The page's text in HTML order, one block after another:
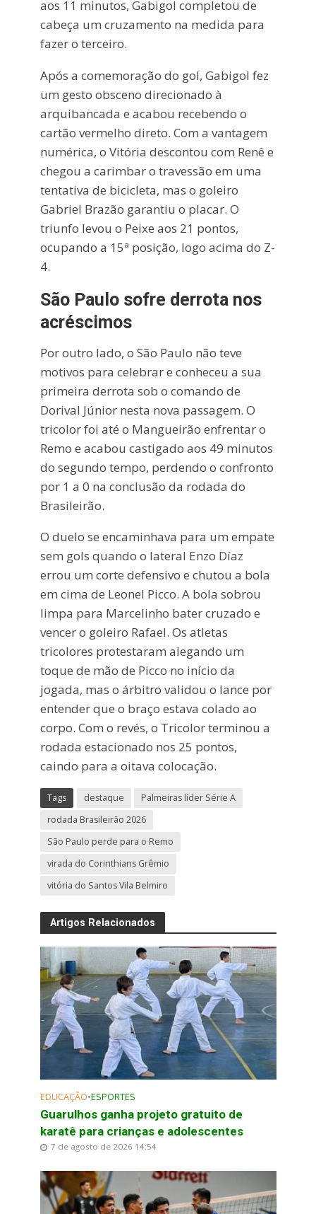
aos 11 minutos, Gabigol completou de
cabeça um cruzamento na medida para
fazer o terceiro.
Após a comemoração do gol, Gabigol fez
um gesto obsceno direcionado à
arquibancada e acabou recebendo o
cartão vermelho direto. Com a vantagem
numérica, o Vitória descontou com Renê e
chegou a carimbar o travessão em uma
tentativa de bicicleta, mas o goleiro
Gabriel Brazão garantiu o placar. O
triunfo levou o Peixe aos 21 pontos,
ocupando a 15ª posição, logo acima do Z-
4.
São Paulo sofre derrota nos
acréscimos
Por outro lado, o São Paulo não teve
motivos para celebrar e conheceu a sua
primeira derrota sob o comando de
Dorival Júnior nesta nova passagem. O
tricolor foi até o Mangueirão enfrentar o
Remo e acabou castigado aos 49 minutos
do segundo tempo, perdendo o confronto
por 1 a 0 na conclusão da rodada do
Brasileirão.
O duelo se encaminhava para um empate
sem gols quando o lateral Enzo Díaz
errou um corte defensivo e chutou a bola
em cima de Leonel Picco. A bola sobrou
limpa para Marcelinho bater cruzado e
vencer o goleiro Rafael. Os atletas
tricolores protestaram alegando um
toque de mão de Picco no início da
jogada, mas o árbitro validou o lance por
entender que o braço estava colado ao
corpo. Com o revés, o Tricolor terminou a
rodada estacionado nos 25 pontos,
caindo para a oitava colocação.
Tags destaque
Palmeiras líder Série A
rodada Brasileirão 2026
São Paulo perde para o Remo
virada do Corinthians Grêmio
vitória do Santos Vila Belmiro
Artigos Relacionados
EDUCAÇÃO•ESPORTES
Guarulhos ganha projeto gratuito de
karatê para crianças e adolescentes
7 de agosto de 2026 14:54